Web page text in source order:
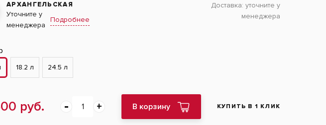
АРХАНГЕЛЬСКАЯ
Уточните у
менеджера
Подробнее
Доставка: уточните у
менеджера
18.2 л 24.5 л
руб. В корзину КУПИТЬ В 1 КЛИК